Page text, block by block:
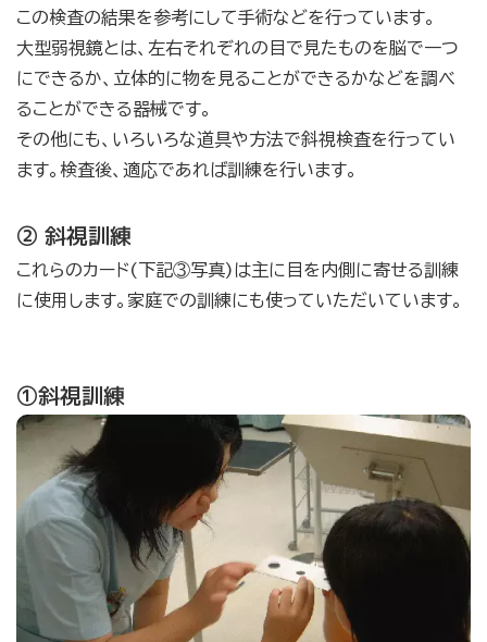
この検査の結果を参考にして手術などを行っています。
大型弱視鏡とは、左右それぞれの目で見たものを脳で一つ
にできるか、立体的に物を見ることができるかなどを調べ
ることができる器械です。
その他にも、いろいろな道具や方法で斜視検査を行ってい
ます。検査後、適応であれば訓練を行います。
② 斜視訓練
これらのカード(下記③写真)は主に目を内側に寄せる訓練
に使用します。家庭での訓練にも使っていただいています。
①斜視訓練